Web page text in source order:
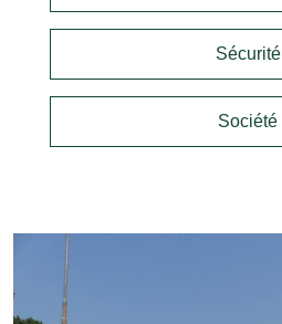
Sécurité
Société